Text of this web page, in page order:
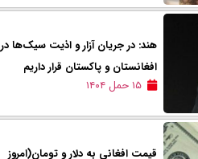
هند: در جریان آزار و اذیت سیک‌ها در
افغانستان و پاکستان قرار داریم
۱۵ حمل ۱۴۰۴
قیمت افغانی به دلار و تومان(امروز